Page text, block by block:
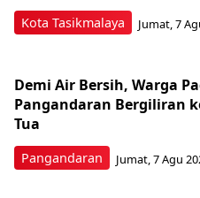
Kota Tasikmalaya Jumat, 7
Pangandaran
Demi Air Bersih, Warga
Pangandaran Bergiliran
Tua
Jumat, 7 Agu